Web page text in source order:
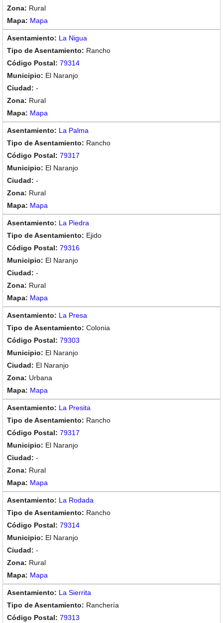
Rural
Mapa
La Nigua
Rancho
79314
El Naranjo
-
Rural
Mapa
La Palma
Rancho
79317
El Naranjo
-
Rural
Mapa
La Piedra
Ejido
79316
El Naranjo
-
Rural
Mapa
La Presa
Colonia
79303
El Naranjo
El Naranjo
Urbana
Mapa
La Presita
Rancho
79317
El Naranjo
-
Rural
Mapa
La Rodada
Rancho
79314
El Naranjo
-
Rural
Mapa
La Sierrita
Ranchería
79313